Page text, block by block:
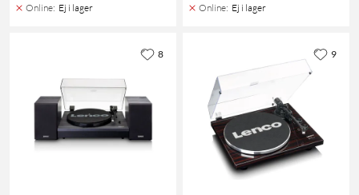
Online: Ej i lager Online: Ej i lager
8 9